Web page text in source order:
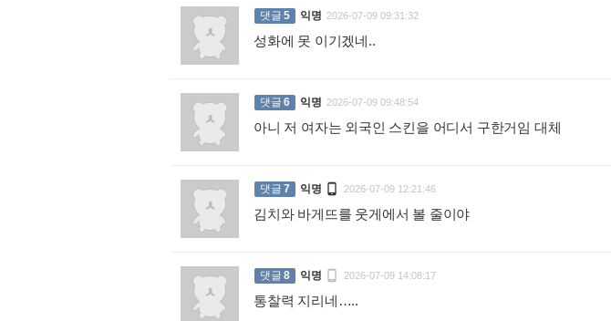
댓글5 익명 2026-07-09 09:31:32
성화에 못 이기겠네..
댓글6 익명 2026-07-09 09:48:54
아니 저 여자는 외국인 스킨을 어디서 구한거임 대체
댓글7 익명  2026-07-09 12:21:46
김치와 바게뜨를 웃게에서 볼 줄이야
댓글8 익명  2026-07-09 14:08:17
통찰력 지리네…..